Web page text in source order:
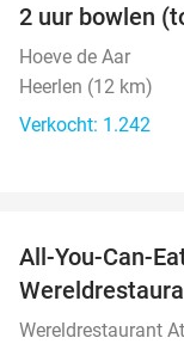
2 uur bowlen
Hoeve de Aar
Heerlen (12 km)
Verkocht: 1.242
All-You-Can-
Wereldrestaurant